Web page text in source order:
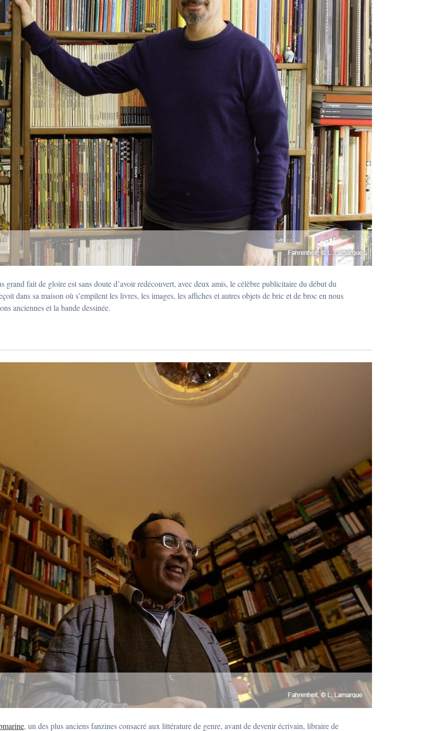
grand fait de gloire est sans doute d’avoir redécouvert, avec deux amis, le célèbre publicitaire du début du
dans sa maison où s’empilent les livres, les images, les affiches et autres objets de bric et de broc en nous
anciennes et la bande dessinée.
, un des plus anciens fanzines consacré aux littérature de genre, avant de devenir écrivain, libraire de